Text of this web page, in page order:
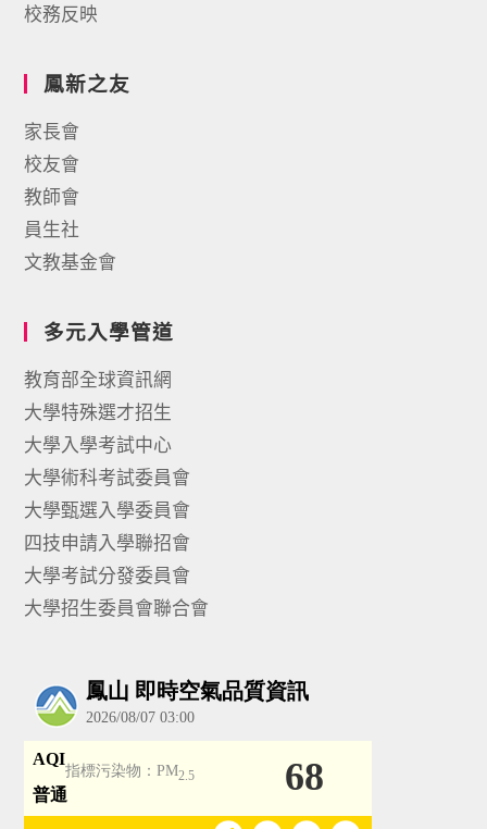
校務反映
鳳新之友
家長會
校友會
教師會
員生社
文教基金會
多元入學管道
教育部全球資訊網
大學特殊選才招生
大學入學考試中心
大學術科考試委員會
大學甄選入學委員會
四技申請入學聯招會
大學考試分發委員會
大學招生委員會聯合會